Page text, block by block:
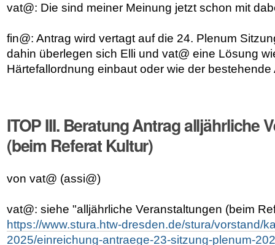
vat@: Die sind meiner Meinung jetzt schon mit
fin@: Antrag wird vertagt auf die 24. Plenum
dahin überlegen sich Elli und vat@ eine Lösung
Härtefallordnung einbaut oder wie der
ITOP III. Beratung Antrag alljährliche
(beim Referat Kultur)
von vat@ (assi@)
vat@: siehe "alljährliche Veranstaltungen (beim
https://www.stura.htw-dresden.de/stura/vorstand/
2025/einreichung-antraege-23-sitzung-plenum-